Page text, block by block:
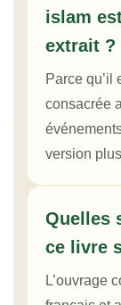
islam
extrait ?
Parce qu’il
consacrée
version
Quelles
ce livre
L’ouvrage